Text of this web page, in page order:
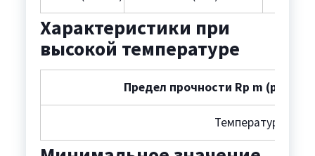
Характеристики при
высокой температуре
Предел прочности Rp m
Температура, °C